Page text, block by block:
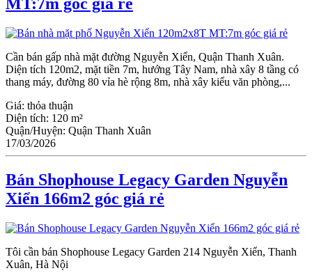
Cần bán gấp nhà mặt đường Nguyễn Xiển, Quận Thanh Xuân.
Diện tích 120m2, mặt tiền 7m, hướng Tây Nam, nhà xây 8 tầng có
thang máy, đường 80 vỉa hè rộng 8m, nhà xây kiểu văn phòng,...
Giá: thỏa thuận
Diện tích: 120 m²
Quận/Huyện: Quận Thanh Xuân
17/03/2026
Bán Shophouse Legacy Garden Nguyễn
Xiển 166m2 góc giá rẻ
Tôi cần bán Shophouse Legacy Garden 214 Nguyễn Xiển, Thanh
Xuân, Hà Nội